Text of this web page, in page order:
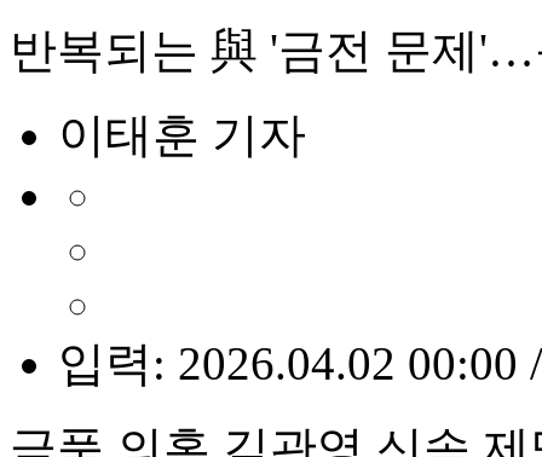
반복되는 與 '금전 문제
이태훈 기자
입력: 2026.04.02 00:00